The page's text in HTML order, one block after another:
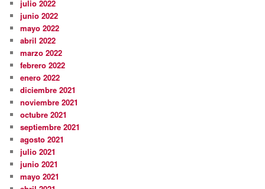
julio 2022
junio 2022
mayo 2022
abril 2022
marzo 2022
febrero 2022
enero 2022
diciembre 2021
noviembre 2021
octubre 2021
septiembre 2021
agosto 2021
julio 2021
junio 2021
mayo 2021